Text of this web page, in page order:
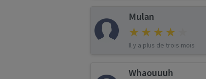
Mulan
Il y a plus de trois mois
Whaouuuh